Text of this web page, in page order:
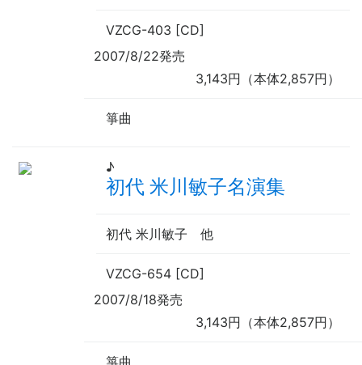
VZCG-403 [CD]
2007/8/22発売
3,143円（本体2,857円）
箏曲
♪
初代 米川敏子名演集
初代 米川敏子 他
VZCG-654 [CD]
2007/8/18発売
3,143円（本体2,857円）